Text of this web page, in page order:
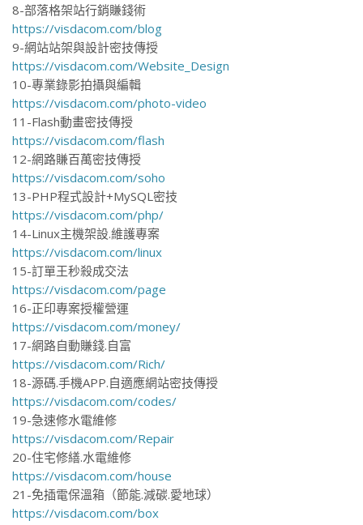
8-部落格架站行銷賺錢術
https://visdacom.com/blog
9-網站站架與設計密技傳授
https://visdacom.com/Website_Design
10-專業錄影拍攝與編輯
https://visdacom.com/photo-video
11-Flash動畫密技傳授
https://visdacom.com/flash
12-網路賺百萬密技傳授
https://visdacom.com/soho
13-PHP程式設計+MySQL密技
https://visdacom.com/php/
14-Linux主機架設.維護專案
https://visdacom.com/linux
15-訂單王秒殺成交法
https://visdacom.com/page
16-正印專案授權營運
https://visdacom.com/money/
17-網路自動賺錢.自富
https://visdacom.com/Rich/
18-源碼.手機APP.自適應網站密技傳授
https://visdacom.com/codes/
19-急速修水電維修
https://visdacom.com/Repair
20-住宅修繕.水電維修
https://visdacom.com/house
21-免插電保溫箱（節能.減碳.愛地球）
https://visdacom.com/box